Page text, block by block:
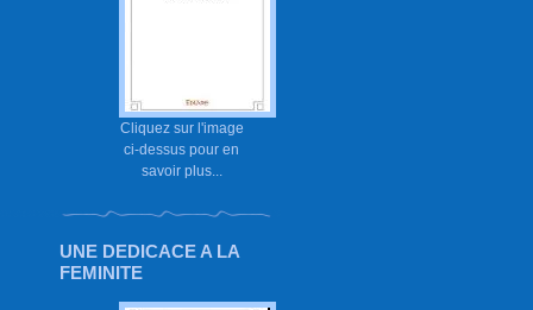
Cliquez sur l'image
ci-dessus pour en
savoir plus...
UNE DEDICACE A LA
FEMINITE